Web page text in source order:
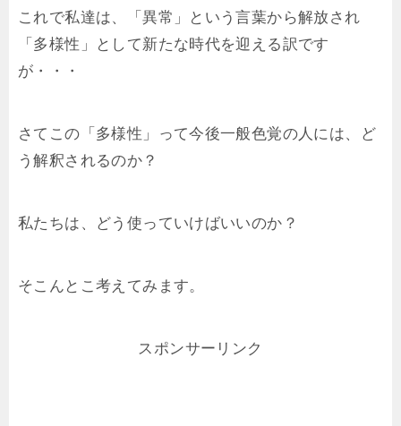
これで私達は、「異常」という言葉から解放され
「多様性」として新たな時代を迎える訳です
が・・・
さてこの「多様性」って今後一般色覚の人には、ど
う解釈されるのか？
私たちは、どう使っていけばいいのか？
そこんとこ考えてみます。
スポンサーリンク